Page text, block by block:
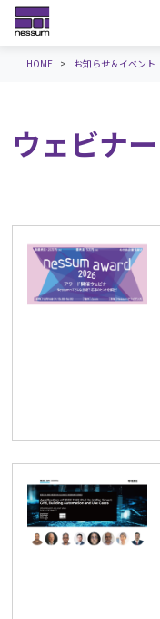
HOME お知らせ＆イベント
ウェビナー